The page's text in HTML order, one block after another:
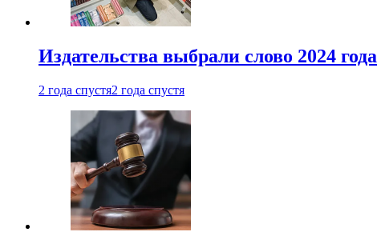
Издательства выбрали слово 2024 года
2 года спустя2 года спустя